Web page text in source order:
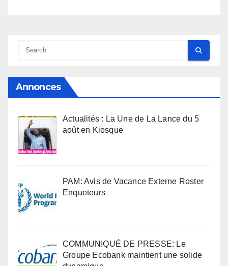
Annonces
Actualités : La Une de La Lance du 5
août en Kiosque
PAM: Avis de Vacance Externe Roster
Enqueteurs
COMMUNIQUÉ DE PRESSE: Le
Groupe Ecobank maintient une solide